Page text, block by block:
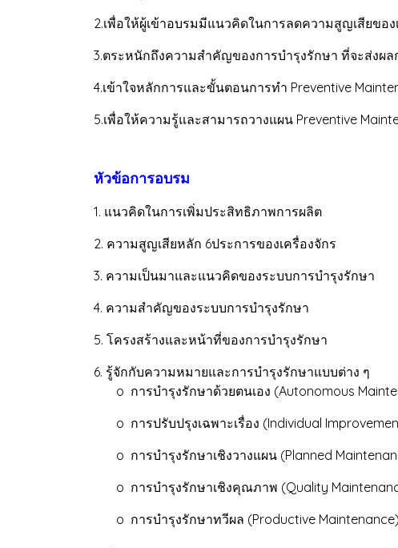
2.เพื่อให้ผู้เข้าอบรมมีแนวคิดในการลดความสูญเสียของ
3.ตระหนักถึงความสำคัญของการบำรุงรักษา ที่จะส่ง
4.เข้าใจหลักการและขั้นตอนการทำ Preventive
5.เพื่อให้ความรู้และสามารถวางแผน Preventive
หัวข้อการอบรม
1. แนวคิดในการเพิ่มประสิทธิภาพการผลิต
2. ความสูญเสียหลัก 6ประการของเครื่องจักร
3. ความเป็นมาและแนวคิดของระบบการบำรุงรักษา
4. ความสำคัญของระบบการบำรุงรักษา
5. โครงสร้างและหน้าที่ของการบำรุงรักษา
6. รู้จักกับความหมายและการบำรุงรักษาแบบต่าง ๆ
o การบำรุงรักษาด้วยตนเอง (Autonomous
o การปรับปรุงเฉพาะเรื่อง (Individual
o การบำรุงรักษาเชิงวางแผน (Planned
o การบำรุงรักษาเชิงคุณภาพ (Quality
o การบำรุงรักษาทวีผล (Productive Maintenance)